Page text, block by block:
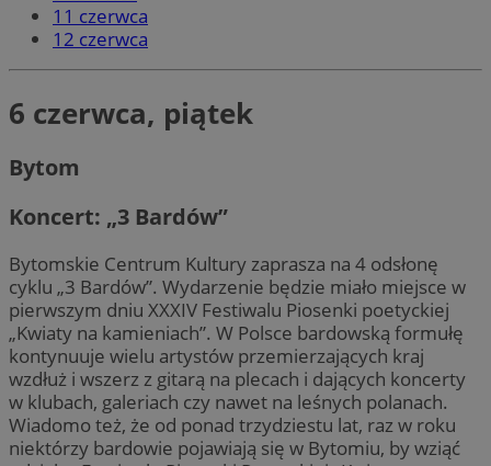
11 czerwca
12 czerwca
6 czerwca, piątek
Bytom
Koncert: „3 Bardów”
Bytomskie Centrum Kultury zaprasza na 4 odsłonę
cyklu „3 Bardów”. Wydarzenie będzie miało miejsce w
pierwszym dniu XXXIV Festiwalu Piosenki poetyckiej
„Kwiaty na kamieniach”. W Polsce bardowską formułę
kontynuuje wielu artystów przemierzających kraj
wzdłuż i wszerz z gitarą na plecach i dających koncerty
w klubach, galeriach czy nawet na leśnych polanach.
Wiadomo też, że od ponad trzydziestu lat, raz w roku
niektórzy bardowie pojawiają się w Bytomiu, by wziąć